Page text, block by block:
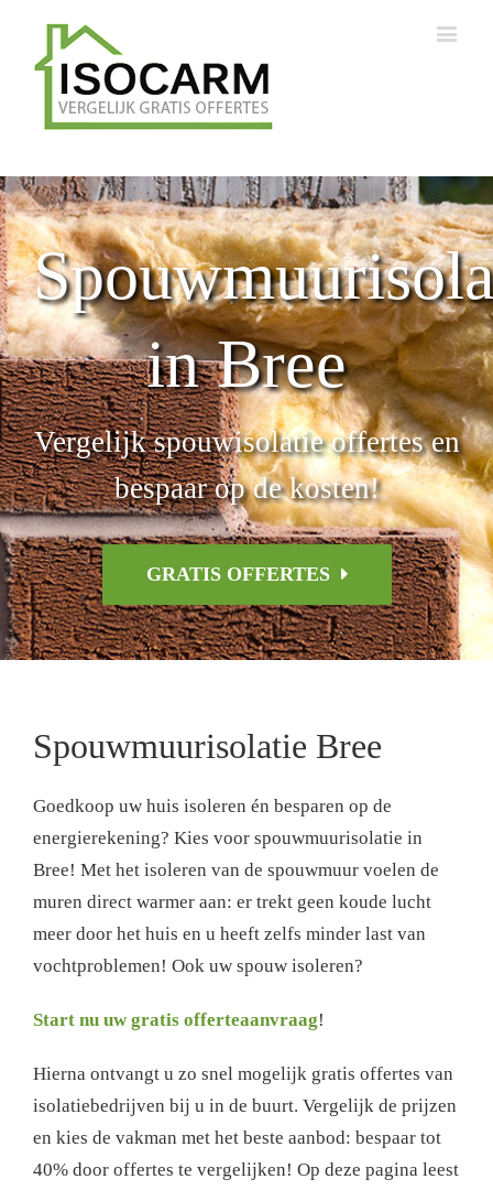
in Bree
Vergelijk spouwisolatie offertes en
bespaar op de kosten!
GRATIS OFFERTES
Spouwmuurisolatie Bree
Goedkoop uw huis isoleren én besparen op de
energierekening? Kies voor spouwmuurisolatie in
Bree! Met het isoleren van de spouwmuur voelen de
muren direct warmer aan: er trekt geen koude lucht
meer door het huis en u heeft zelfs minder last van
vochtproblemen! Ook uw spouw isoleren?
Start nu uw gratis offerteaanvraag!
Hierna ontvangt u zo snel mogelijk gratis offertes van
isolatiebedrijven bij u in de buurt. Vergelijk de prijzen
en kies de vakman met het beste aanbod: bespaar tot
40% door offertes te vergelijken! Op deze pagina leest